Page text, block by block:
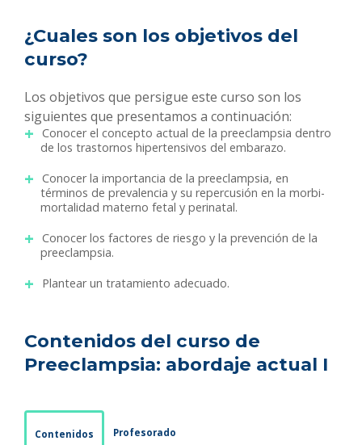
¿Cuales son los objetivos del
curso?
Los objetivos que persigue este curso son los
siguientes que presentamos a continuación:
Conocer el concepto actual de la preeclampsia dentro
de los trastornos hipertensivos del embarazo.
Conocer la importancia de la preeclampsia, en
términos de prevalencia y su repercusión en la morbi-
mortalidad materno fetal y perinatal.
Conocer los factores de riesgo y la prevención de la
preeclampsia.
Plantear un tratamiento adecuado.
Contenidos del curso de
Preeclampsia: abordaje actual I
Contenidos Profesorado